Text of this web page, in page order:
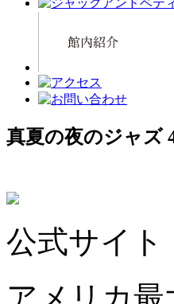
真夏の夜のジャズ
公式サイト